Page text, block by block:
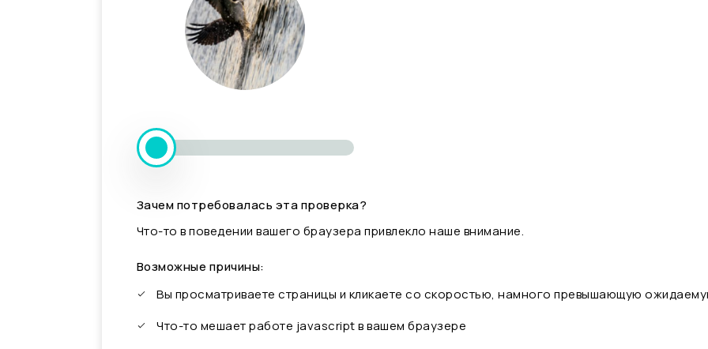
Зачем потребовалась эта проверка?
Что-то в поведении вашего браузера привлекло наше внимание.
Возможные причины:
Вы просматриваете страницы и кликаете со скоростью, намного превышающую
Что-то мешает работе javascript в вашем браузере